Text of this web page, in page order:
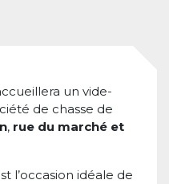
un vide-
de chasse de
, rue du marché et
l’occasion idéale de